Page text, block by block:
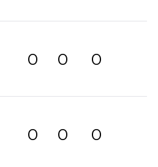
0 0 0
0 0 0